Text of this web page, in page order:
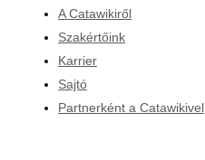
A Catawikiről
Szakértőink
Karrier
Sajtó
Partnerként a Catawikivel